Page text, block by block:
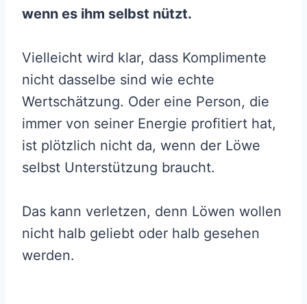
wenn es ihm selbst nützt.
Vielleicht wird klar, dass Komplimente
nicht dasselbe sind wie echte
Wertschätzung. Oder eine Person, die
immer von seiner Energie profitiert hat,
ist plötzlich nicht da, wenn der Löwe
selbst Unterstützung braucht.
Das kann verletzen, denn Löwen wollen
nicht halb geliebt oder halb gesehen
werden.